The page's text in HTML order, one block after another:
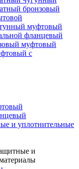
бронзовый
муфтовый
фланцевый
муфтовый
с
и уплотнительные
и